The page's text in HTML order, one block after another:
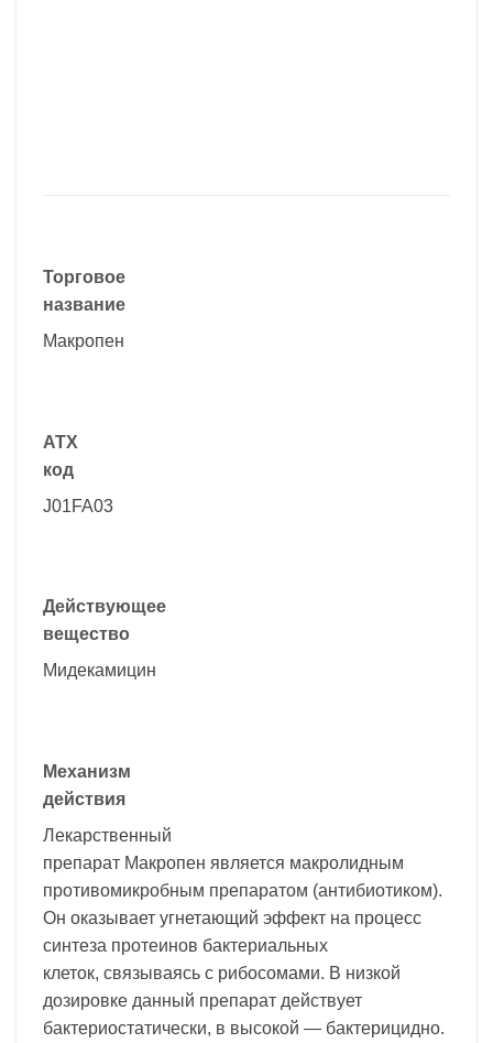
Торговое
название
Макропен
АТХ
код
J01FA03
Действующее
вещество
Мидекамицин
Механизм
действия
Лекарственный
препарат Макропен является макролидным
противомикробным препаратом (антибиотиком).
Он оказывает угнетающий эффект на процесс
синтеза протеинов бактериальных
клеток, связываясь с рибосомами. В низкой
дозировке данный препарат действует
бактериостатически, в высокой — бактерицидно.